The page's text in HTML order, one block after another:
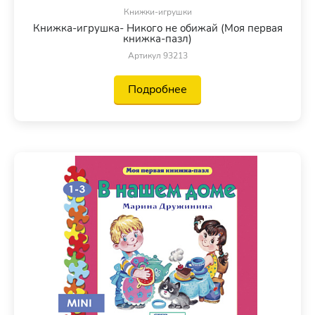
Книжки-игрушки
Книжка-игрушка- Никого не обижай (Моя первая
книжка-пазл)
Артикул 93213
Подробнее